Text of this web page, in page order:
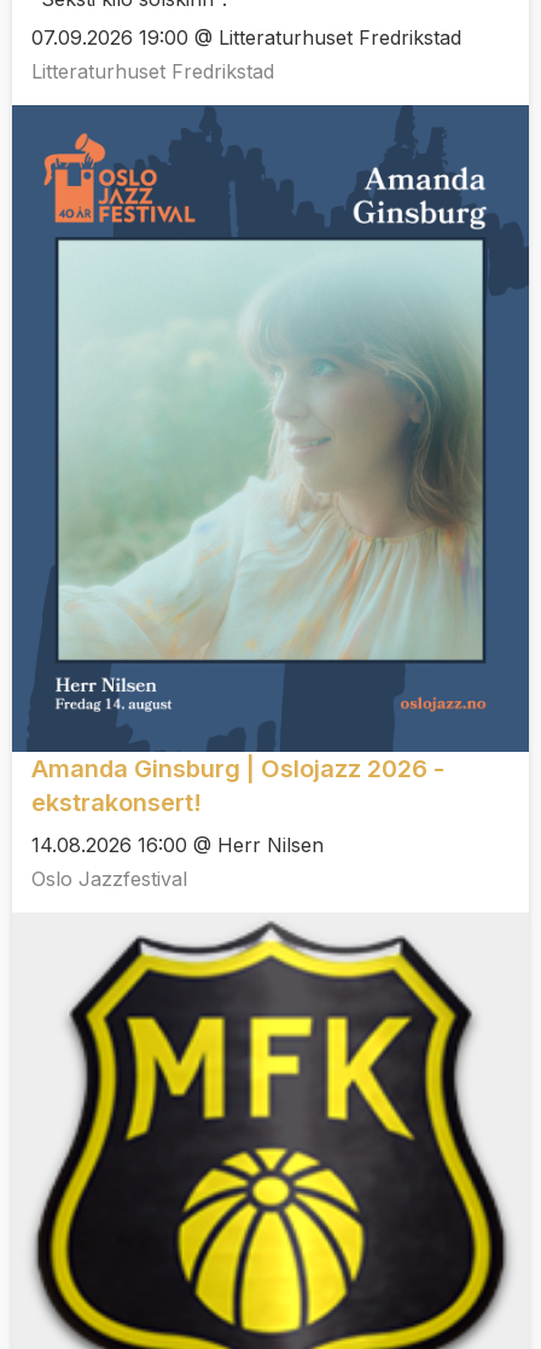
07.09.2026 19:00 @ Litteraturhuset Fredrikstad
Litteraturhuset Fredrikstad
Amanda Ginsburg | Oslojazz 2026 -
ekstrakonsert!
14.08.2026 16:00 @ Herr Nilsen
Oslo Jazzfestival